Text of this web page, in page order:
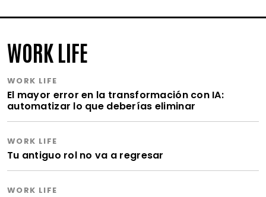
WORK LIFE
WORK LIFE
El mayor error en la transformación con IA:
automatizar lo que deberías eliminar
WORK LIFE
Tu antiguo rol no va a regresar
WORK LIFE